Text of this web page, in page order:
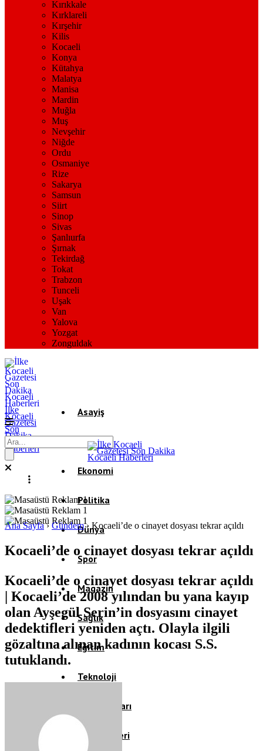
Kırıkkale
Kırklareli
Kırşehir
Kilis
Kocaeli
Konya
Kütahya
Malatya
Manisa
Mardin
Muğla
Muş
Nevşehir
Niğde
Ordu
Osmaniye
Rize
Sakarya
Samsun
Siirt
Sinop
Sivas
Şanlıurfa
Şırnak
Tekirdağ
Tokat
Trabzon
Tunceli
Uşak
Van
Yalova
Yozgat
Zonguldak
İlke
Kocaeli
Gazetesi
Son
Dakika
Kocaeli
Haberleri
Asayiş
Gündem
Ekonomi
Politika
Dünya
Spor
Magazin
Sağlık
Eğitim
Teknoloji
Köşe Yazıları
Video Galeri
Ana Sayfa› Gündem› Kocaeli’de o cinayet dosyası tekrar açıldı
Kocaeli’de o cinayet dosyası tekrar açıldı
Kocaeli’de o cinayet dosyası tekrar açıldı
| Kocaeli’de 2008 yılından bu yana kayıp
olan Ayşegül Serin’in dosyasını cinayet
dedektifleri yeniden açtı. Olayla ilgili
gözaltına alınan kadının kocası S.S.
tutuklandı.